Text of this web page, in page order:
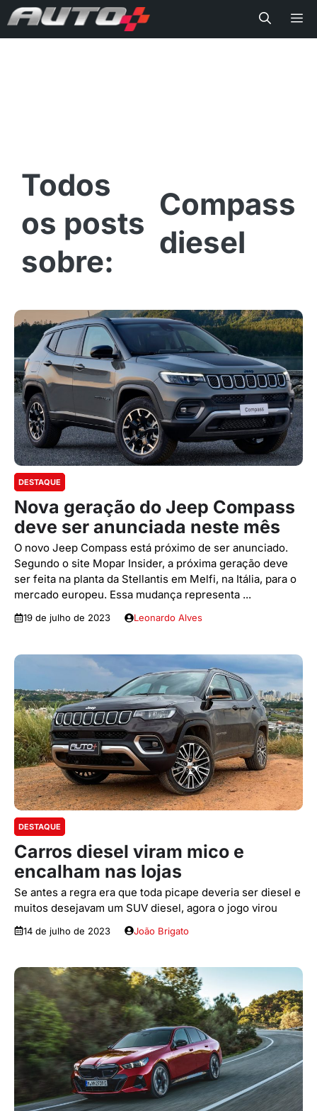
Compass
diesel
DESTAQUE
Nova geração do Jeep Compass
deve ser anunciada neste mês
O novo Jeep Compass está próximo de ser anunciado.
Segundo o site Mopar Insider, a próxima geração deve
ser feita na planta da Stellantis em Melfi, na Itália, para o
mercado europeu. Essa mudança representa ...
19 de julho de 2023 Leonardo Alves
DESTAQUE
Carros diesel viram mico e
encalham nas lojas
Se antes a regra era que toda picape deveria ser diesel e
muitos desejavam um SUV diesel, agora o jogo virou
14 de julho de 2023 João Brigato